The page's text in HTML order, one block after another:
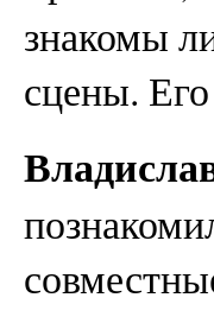
знакомы
сцены.